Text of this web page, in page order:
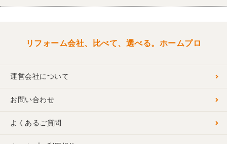
リフォーム会社、比べて、選べる。ホームプロ
運営会社について
お問い合わせ
よくあるご質問